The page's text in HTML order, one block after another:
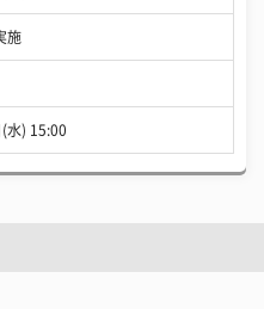
施
水) 15:00